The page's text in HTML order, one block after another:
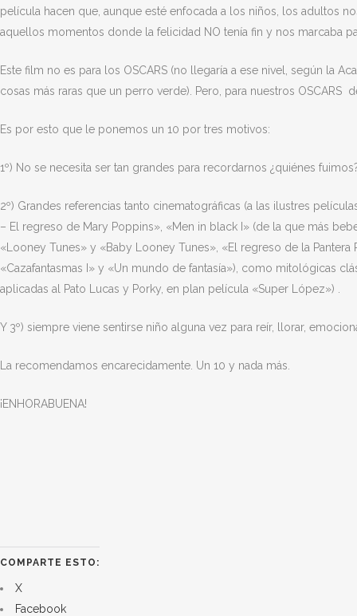
película hacen que, aunque esté enfocada a los niños, los adultos
aquellos momentos donde la felicidad NO tenía fin y nos marcaba
Este film no es para los OSCARS (no llegaría a ese nivel, según la
cosas más raras que un perro verde). Pero, para nuestros OSCARS
Es por esto que le ponemos un 10 por tres motivos:
1º) No se necesita ser tan grandes para recordarnos ¿quiénes
2º) Grandes referencias tanto cinematográficas (a las ilustres
– El regreso de Mary Poppins», «Men in black I» (de la que más
«Looney Tunes» y «Baby Looney Tunes», «El regreso de la Pantera
«Cazafantasmas I» y «Un mundo de fantasía»), como mitológicas
aplicadas al Pato Lucas y Porky, en plan película «Super López») .
Y 3º) siempre viene sentirse niño alguna vez para reír, llorar,
La recomendamos encarecidamente. Un 10 y nada más.
¡ENHORABUENA!
COMPARTE ESTO:
X
Facebook